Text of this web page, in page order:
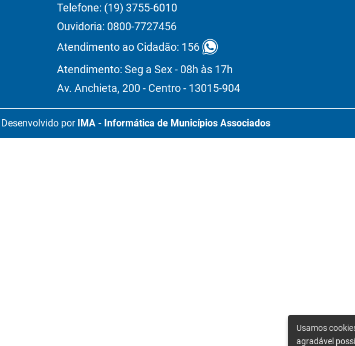
Telefone: (19) 3755-6010
Ouvidoria: 0800-7727456
Atendimento ao Cidadão: 156
Atendimento: Seg a Sex - 08h às 17h
Av. Anchieta, 200 - Centro - 13015-904
Desenvolvido por IMA - Informática de Municípios Associados
Usamos
agradável